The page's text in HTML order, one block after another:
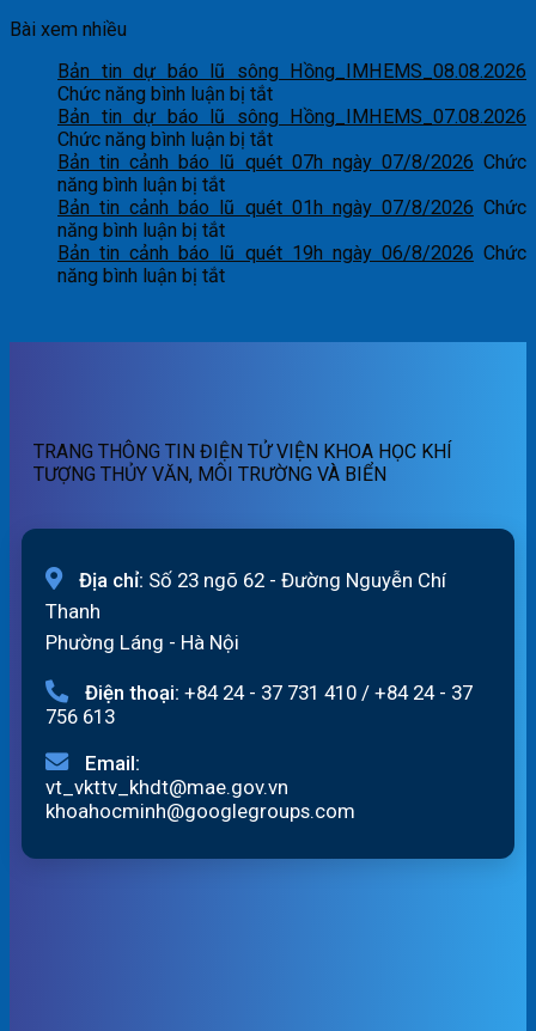
Bài xem nhiều
Bản tin dự báo lũ sông Hồng_IMHEMS_08.08.2026
Chức năng bình luận bị tắtở
Bản
tin
dự
lũ
Hồng_IMHEMS_08.08.2026
Bản tin dự báo lũ sông Hồng_IMHEMS_07.08.2026
Chức năng bình luận bị tắtở
Bản
dự
lũ
Bản tin cảnh báo lũ quét 07h ngày 07/8/2026 Chức
năng bình luận bị tắtở
Bản
tin
cảnh
báo
07h
Bản tin cảnh báo lũ quét 01h ngày 07/8/2026 Chức
năng bình luận bị tắtở
Bản
tin
lũ
Bản tin cảnh báo lũ quét 19h ngày 06/8/2026 Chức
năng bình luận bị tắtở
cảnh
ngày
06/8/2026
TRANG THÔNG TIN ĐIỆN TỬ VIỆN KHOA HỌC KHÍ
TƯỢNG THỦY VĂN, MÔI TRƯỜNG VÀ BIỂN
Địa chỉ: Số 23 ngõ 62 - Đường Nguyễn Chí
Thanh
Phường Láng - Hà Nội
Điện thoại: +84 24 - 37 731 410 / +84 24 - 37
756 613
Email:
vt_vkttv_khdt@mae.gov.vn
khoahocminh@googlegroups.com